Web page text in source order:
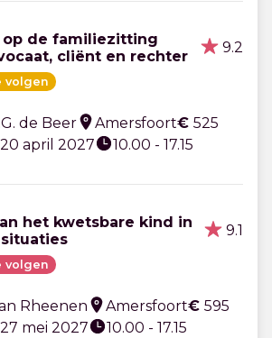
op de familiezitting
cliënt en rechter
9.2
volgen
de Beer Amersfoort€ 525
20 april 2027 10.00 - 17.15
het kwetsbare kind in
9.1
volgen
Rheenen Amersfoort€ 595
27 mei 2027 10.00 - 17.15